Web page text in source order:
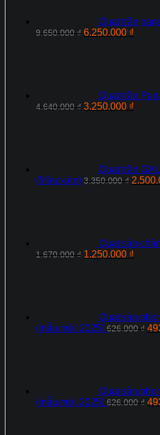
Quạt trần
9.650.000₫ Giá
6.250.000 ₫
Quạt trần
4.640.000₫ Giá
3.250.000 ₫
Quạt trần
(Màu xám) 3.350.000₫ Giá
Quạt sàn
1.670.000₫ Giá
1.250.000 ₫
Quạt sàn
(mẫu mới 2025) 626.000₫
Quạt sàn
(mẫu mới 2025) 626.000₫